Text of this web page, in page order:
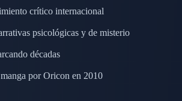
crítico internacional
psicológicas y de misterio
décadas
por Oricon en 2010